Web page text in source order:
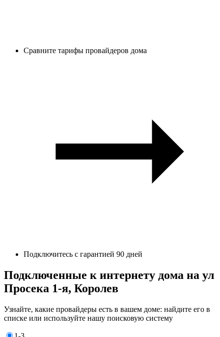
Сравните тарифы провайдеров дома
Подключитесь с гарантией 90 дней
Подключенные к интернету дома на ул
Просека 1-я, Королев
Узнайте, какие провайдеры есть в вашем доме: найдите его в
списке или используйте нашу поисковую систему